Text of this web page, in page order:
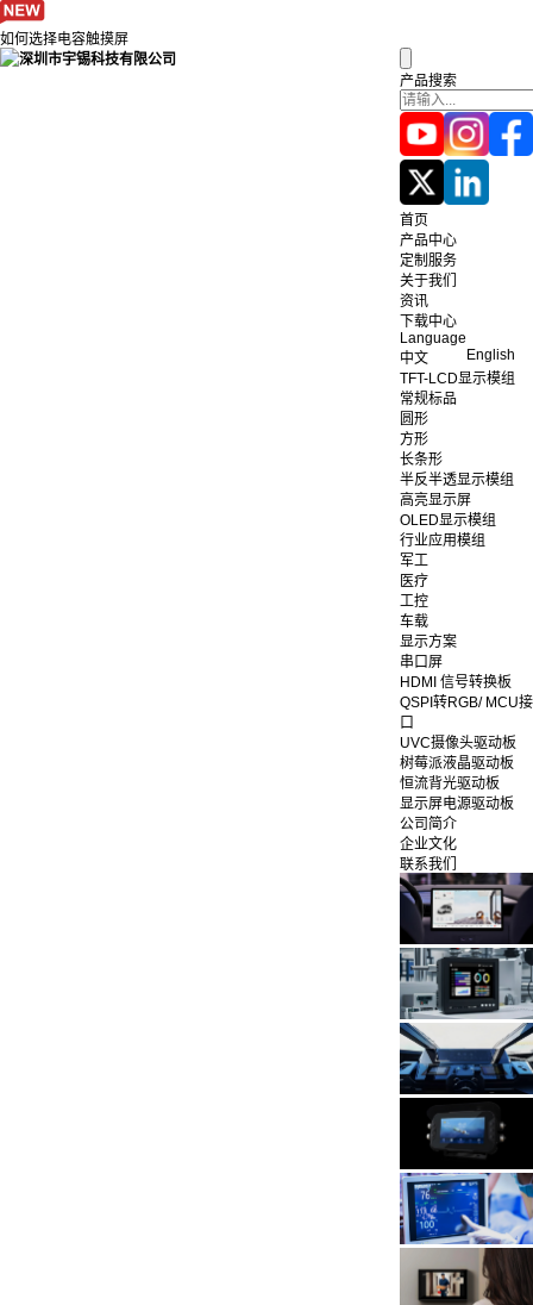
如何选择电容触摸屏
产品搜索
首页
产品中心
定制服务
关于我们
资讯
下载中心
Language
中文
English
TFT-LCD显示模组
常规标品
圆形
方形
长条形
半反半透显示模组
高亮显示屏
OLED显示模组
行业应用模组
军工
医疗
工控
车载
显示方案
串口屏
HDMI 信号转换板
QSPI转RGB/ MCU接
口
UVC摄像头驱动板
树莓派液晶驱动板
恒流背光驱动板
显示屏电源驱动板
公司简介
企业文化
联系我们